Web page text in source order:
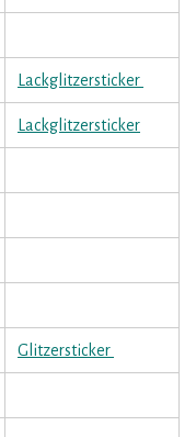
Lackglitzersticker
Lackglitzersticker
Glitzersticker